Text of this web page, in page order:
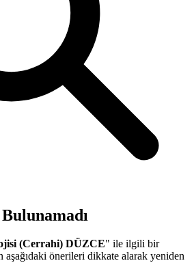
(Cerrahi) DÜZCE" ile ilgili bir
aşağıdaki önerileri dikkate alarak yeniden